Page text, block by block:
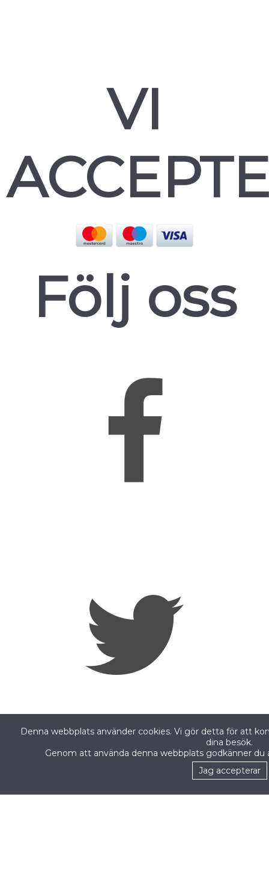
VI
Följ oss
Denna webbplats använder cookies. Vi gör detta för att
dina besök.
Genom att använda denna webbplats godkänner
Jag accepterar